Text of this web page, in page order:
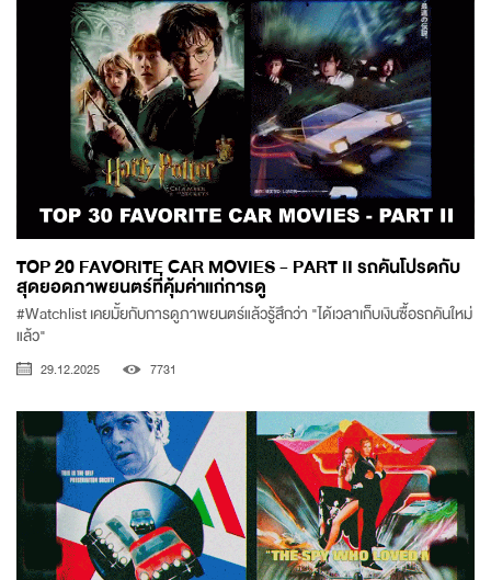
TOP 20 FAVORITE CAR MOVIES - PART II รถคันโปรดกับ
สุดยอดภาพยนตร์ที่คุ้มค่าแก่การดู
#Watchlist เคยมั้ยกับการดูภาพยนตร์แล้วรู้สึกว่า "ได้เวลาเก็บเงินซื้อรถคันใหม่
แล้ว"
29.12.2025 7731